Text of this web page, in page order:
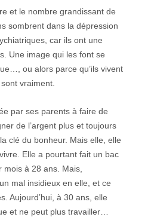
et le nombre grandissant de
sombrent dans la dépression
car ils ont une
Une image qui les font se
ou alors parce qu’ils vivent
vraiment.
par ses parents à faire de
de l’argent plus et toujours
clé du bonheur. Mais elle, elle
Elle a pourtant fait un bac
à 28 ans. Mais,
mal insidieux en elle, et ce
Aujourd’hui, à 30 ans, elle
et ne peut plus travailler…